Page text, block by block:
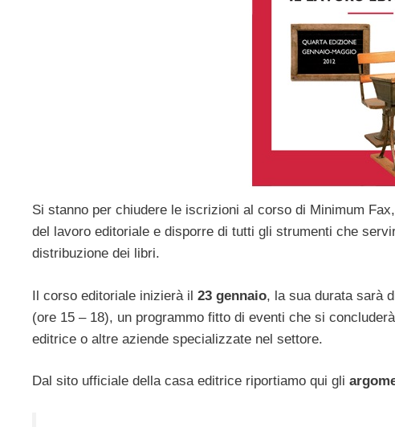
Si stanno per chiudere le iscrizioni al corso di Minimum Fax,
del lavoro editoriale e disporre di tutti gli strumenti che
distribuzione dei libri.
Il corso editoriale inizierà il 23 gennaio, la sua durata sarà
(ore 15 – 18), un programmo fitto di eventi che si
editrice o altre aziende specializzate nel settore.
Dal sito ufficiale della casa editrice riportiamo qui gli